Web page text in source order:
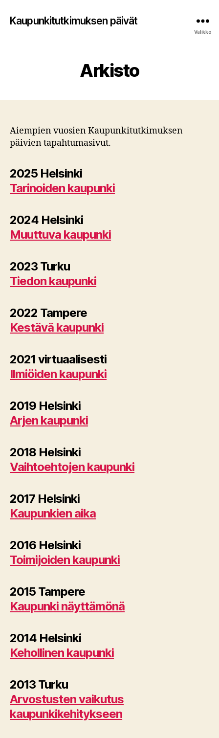
Kaupunkitutkimuksen päivät
Valikko
Arkisto
Aiempien vuosien Kaupunkitutkimuksen
päivien tapahtumasivut.
2025 Helsinki
Tarinoiden kaupunki
2024 Helsinki
Muuttuva kaupunki
2023 Turku
Tiedon kaupunki
2022 Tampere
Kestävä kaupunki
2021 virtuaalisesti
Ilmiöiden kaupunki
2019 Helsinki
Arjen kaupunki
2018 Helsinki
Vaihtoehtojen kaupunki
2017 Helsinki
Kaupunkien aika
2016 Helsinki
Toimijoiden kaupunki
2015 Tampere
Kaupunki näyttämönä
2014 Helsinki
Kehollinen kaupunki
2013 Turku
Arvostusten vaikutus
kaupunkikehitykseen